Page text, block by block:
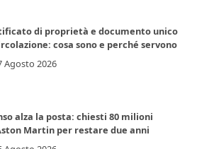
di proprietà e documento unico
cosa sono e perché servono
Agosto 2026
alza la posta: chiesti 80 milioni
Martin per restare due anni